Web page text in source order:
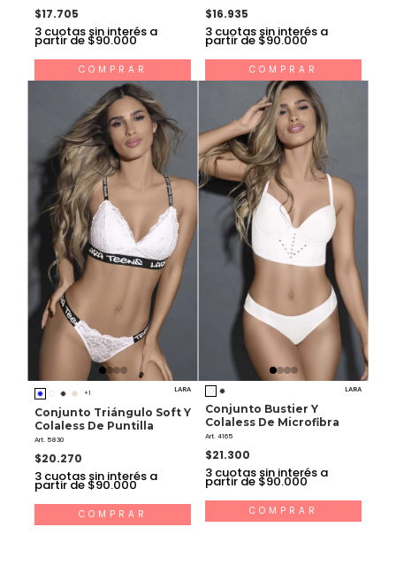
$17.705
3 cuotas sin interés a
partir de $90.000
COMPRAR
$16.935
3 cuotas sin interés a
partir de $90.000
COMPRAR
+1 LARA
Conjunto Triángulo Soft Y
Colaless De Puntilla
Art. 5830
$20.270
3 cuotas sin interés a
partir de $90.000
COMPRAR
LARA
Conjunto Bustier Y
Colaless De Microfibra
Art. 4165
$21.300
3 cuotas sin interés a
partir de $90.000
COMPRAR